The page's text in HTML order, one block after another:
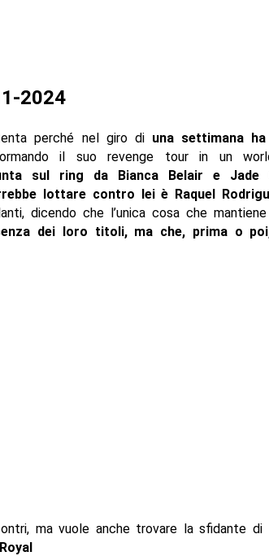
2024
perché nel giro di una settimana
il suo revenge tour in un
sul ring da Bianca Belair e Jade
lottare contro lei è Raquel
dicendo che l’unica cosa che
dei loro titoli, ma che, prima o
ma vuole anche trovare la sfidante di